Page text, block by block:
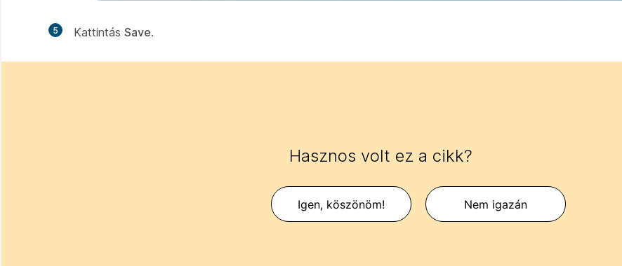
5 Kattintás Save.
Hasznos volt ez a cikk?
Igen, köszönöm! Nem igazán